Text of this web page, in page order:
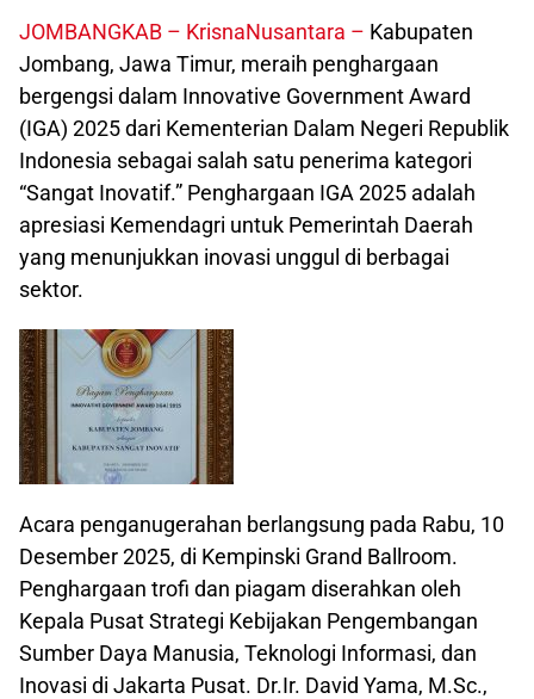
JOMBANGKAB – KrisnaNusantara – Kabupaten
Jombang, Jawa Timur, meraih penghargaan
bergengsi dalam Innovative Government Award
(IGA) 2025 dari Kementerian Dalam Negeri Republik
Indonesia sebagai salah satu penerima kategori
“Sangat Inovatif.” Penghargaan IGA 2025 adalah
apresiasi Kemendagri untuk Pemerintah Daerah
yang menunjukkan inovasi unggul di berbagai
sektor.
Acara penganugerahan berlangsung pada Rabu, 10
Desember 2025, di Kempinski Grand Ballroom.
Penghargaan trofi dan piagam diserahkan oleh
Kepala Pusat Strategi Kebijakan Pengembangan
Sumber Daya Manusia, Teknologi Informasi, dan
Inovasi di Jakarta Pusat. Dr.Ir. David Yama, M.Sc.,